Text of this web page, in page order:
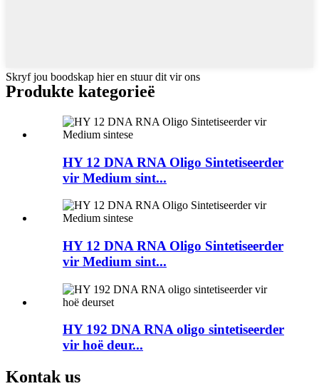
Skryf jou boodskap hier en stuur dit vir ons
Produkte kategorieë
HY 12 DNA RNA Oligo Sintetiseerder
vir Medium sint...
HY 12 DNA RNA Oligo Sintetiseerder
vir Medium sint...
HY 192 DNA RNA oligo sintetiseerder
vir hoë deur...
Kontakus